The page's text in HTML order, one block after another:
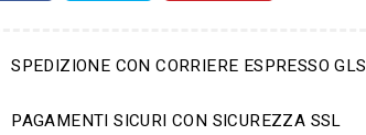
SPEDIZIONE CON CORRIERE ESPRESSO GLS
PAGAMENTI SICURI CON SICUREZZA SSL